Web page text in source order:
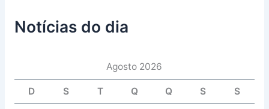
Notícias do dia
Agosto 2026
D S T Q Q S S